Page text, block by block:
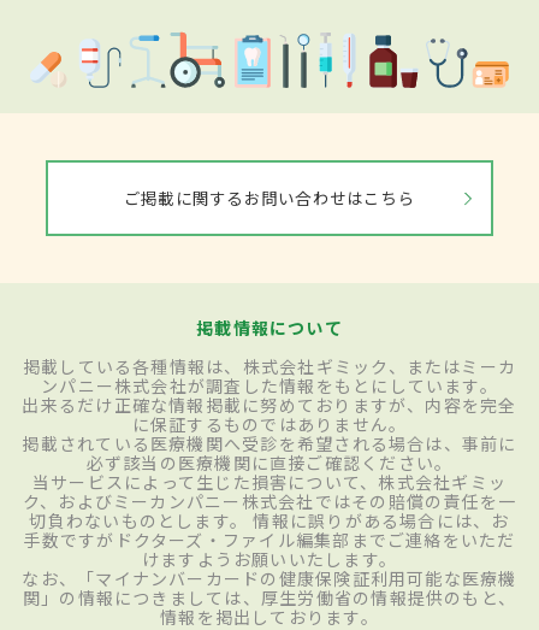
ご掲載に関するお問い合わせはこちら
掲載情報について
掲載している各種情報は、株式会社ギミック、またはミーカ
ンパニー株式会社が調査した情報をもとにしています。
出来るだけ正確な情報掲載に努めておりますが、内容を完全
に保証するものではありません。
掲載されている医療機関へ受診を希望される場合は、事前に
必ず該当の医療機関に直接ご確認ください。
当サービスによって生じた損害について、株式会社ギミッ
ク、およびミーカンパニー株式会社ではその賠償の責任を一
切負わないものとします。 情報に誤りがある場合には、お
手数ですがドクターズ・ファイル編集部までご連絡をいただ
けますようお願いいたします。
なお、「マイナンバーカードの健康保険証利用可能な医療機
関」の情報につきましては、厚生労働省の情報提供のもと、
情報を掲出しております。